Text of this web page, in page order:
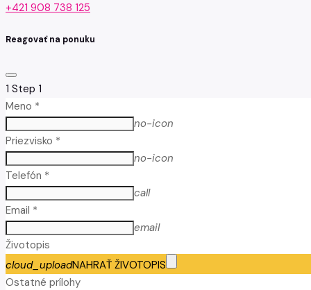
+421 908 738 125
Reagovať na ponuku
1 Step 1
Meno *
no-icon
Priezvisko *
no-icon
Telefón *
call
Email *
email
Životopis
cloud_uploadNAHRAŤ ŽIVOTOPIS
Ostatné prílohy